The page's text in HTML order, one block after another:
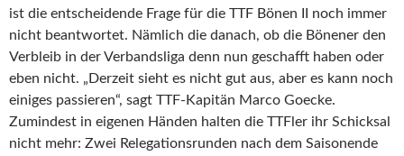
ist die entscheidende Frage für die TTF Bönen II noch immer
nicht beantwortet. Nämlich die danach, ob die Bönener den
Verbleib in der Verbandsliga denn nun geschafft haben oder
eben nicht. „Derzeit sieht es nicht gut aus, aber es kann noch
einiges passieren“, sagt TTF-Kapitän Marco Goecke.
Zumindest in eigenen Händen halten die TTFler ihr Schicksal
nicht mehr: Zwei Relegationsrunden nach dem Saisonende